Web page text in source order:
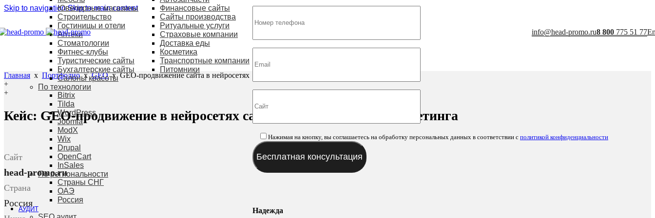
Skip to navigationSkip to main content
info@head-promo.ru8 800 775 51 77
Ювелирные магазины
Строительство
Гостиницы и отели
Аптеки
Cтоматологии
Фитнес-клубы
Туристические сайты
Бухгалтерские сайты
Салоны красоты
Финансовые сайты
Сайты производства
Ритуальные услуги
Страховые компании
Доставка еды
Косметика
Транспортные компании
Питомники
По технологии
Bitrix
Tilda
WordPress
Joomla
ModX
Wix
Drupal
OpenCart
InSales
По региональности
Страны СНГ
ОАЭ
Россия
АУДИТ
Нажимая на кнопку, вы соглашаетесь на обработку персональных данных в соответствии с политикой конфиденциальности
Надежда
Главная x ПортфолиоxGEOxGEO-продвижение сайта в нейросетях
+
+
Кейс: GEO-продвижение в нейросетях сайта студии интернет-маркетинга
Сайт
head-promo.ru
Страна
Россия